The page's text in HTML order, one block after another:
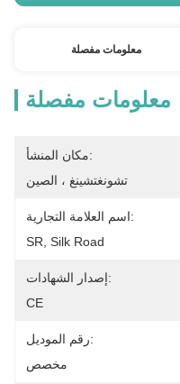
معلومات مفصلة
معلومات مفصلة
مكان المنشأ:
تشونغتشينغ ، الصين
اسم العلامة التجارية:
SR, Silk Road
إصدار الشهادات:
CE
رقم الموديل:
مخصص